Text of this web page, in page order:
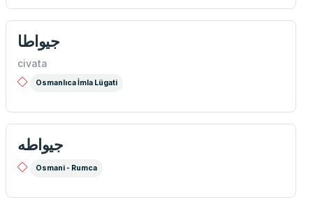
جیواطا
civata
Osmanlıca İmla Lügati
جيواطه
Osmani - Rumca